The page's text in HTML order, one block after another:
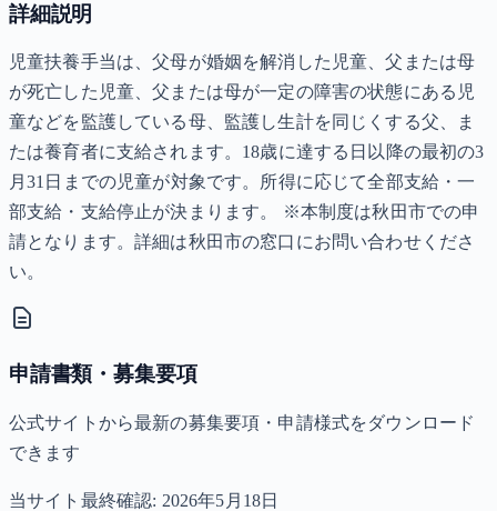
詳細説明
児童扶養手当は、父母が婚姻を解消した児童、父または母
が死亡した児童、父または母が一定の障害の状態にある児
童などを監護している母、監護し生計を同じくする父、ま
たは養育者に支給されます。18歳に達する日以降の最初の3
月31日までの児童が対象です。所得に応じて全部支給・一
部支給・支給停止が決まります。 ※本制度は秋田市での申
請となります。詳細は秋田市の窓口にお問い合わせくださ
い。
申請書類・募集要項
公式サイトから最新の募集要項・申請様式をダウンロード
できます
当サイト最終確認: 2026年5月18日